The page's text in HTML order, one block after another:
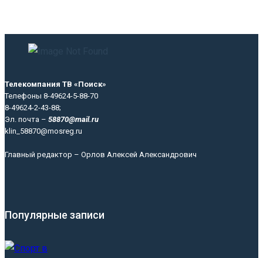
Телекомпания ТВ «Поиск»
Телефоны 8-49624-5-88-70
8-49624-2-43-88;
Эл. почта – 58870@mail.ru
klin_58870@mosreg.ru
Главный редактор – Орлов Алексей Александрович
Популярные записи